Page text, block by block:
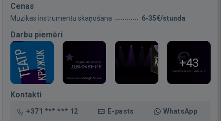
Cenas
Mūzikas instrumentu skaņošana 6-35€/stunda
Darbu piemēri
+43
Kontakti
+371 *** *** 12 E-pasts WhatsApp